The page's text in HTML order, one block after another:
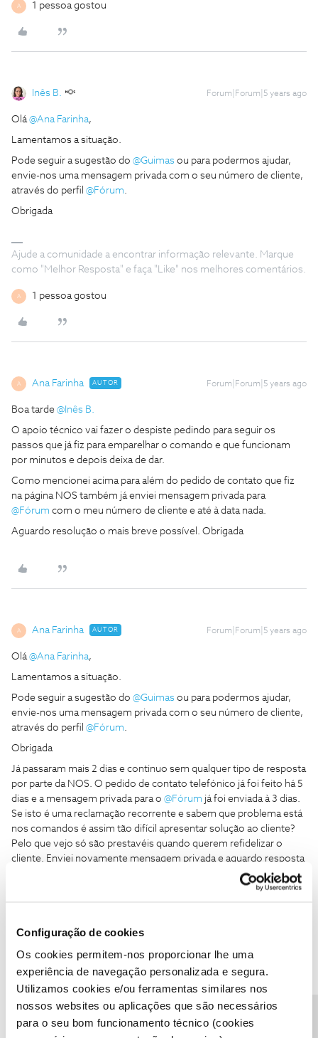
Configuração de cookies
Os cookies permitem-nos proporcionar lhe uma
experiência de navegação personalizada e segura.
Utilizamos cookies e/ou ferramentas similares nos
nossos websites ou aplicações que são necessários
para o seu bom funcionamento técnico (cookies
A 1 pessoa gostou
Inês B. Forum|Forum|5 years ago
Olá@Ana Farinha,
Lamentamos a situação.
Pode seguir a sugestão do @Guimas ou para podermos ajudar,
envie-nos uma mensagem privada com o seu número de cliente,
através do perfil @Fórum.
Obrigada
Ajude a comunidade a encontrar informação relevante. Marque
como "Melhor Resposta" e faça "Like" nos melhores comentários.
A 1 pessoa gostou
A Ana Farinha AUTOR Forum|Forum|5 years ago
Boa tarde @Inês B.
O apoio técnico vai fazer o despiste pedindo para seguir os
passos que já fiz para emparelhar o comando e que funcionam
por minutos e depois deixa de dar.
Como mencionei acima para além do pedido de contato que fiz
na página NOS também já enviei mensagem privada para
@Fórum com o meu número de cliente e até à data nada.
Aguardo resolução o mais breve possível. Obrigada
A Ana Farinha AUTOR Forum|Forum|5 years ago
Olá@Ana Farinha,
Lamentamos a situação.
Pode seguir a sugestão do @Guimas ou para podermos ajudar,
envie-nos uma mensagem privada com o seu número de cliente,
através do perfil @Fórum.
Obrigada
Já passaram mais 2 dias e continuo sem qualquer tipo de resposta
por parte da NOS. O pedido de contato telefónico já foi feito há 5
dias e a mensagem privada para o @Fórum já foi enviada à 3 dias.
Se isto é uma reclamação recorrente e sabem que problema está
nos comandos é assim tão difícil apresentar solução ao cliente?
Pelo que vejo só são prestavéis quando querem refidelizar o
cliente. Enviei novamente mensagem privada e aguardo resposta
o quanto antes caso contrário terei de tomar outras medidas.
Jose Rodrigues Forum|Forum|5 years ago
@Ana Farinha Boa tarde, se se trata de um problema que está a
ser resolvido, pode entretanto instalar a app comando NOS até